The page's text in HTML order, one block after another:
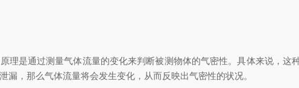
是通过测量气体流量的变化来判断被测物体的气密性。具体来说，这
漏，那么气体流量将会发生变化，从而反映出气密性的状况。